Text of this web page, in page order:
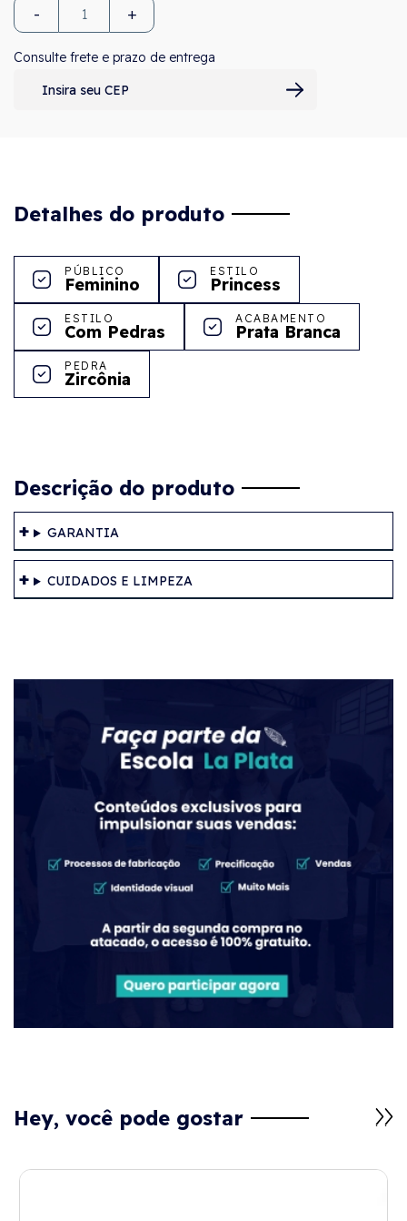
- +
Consulte frete e prazo de entrega
Detalhes do produto
PÚBLICO
Feminino
ESTILO
Princess
ESTILO
Com Pedras
ACABAMENTO
Prata Branca
PEDRA
Zircônia
Descrição do produto
GARANTIA
CUIDADOS E LIMPEZA
Hey, você pode gostar